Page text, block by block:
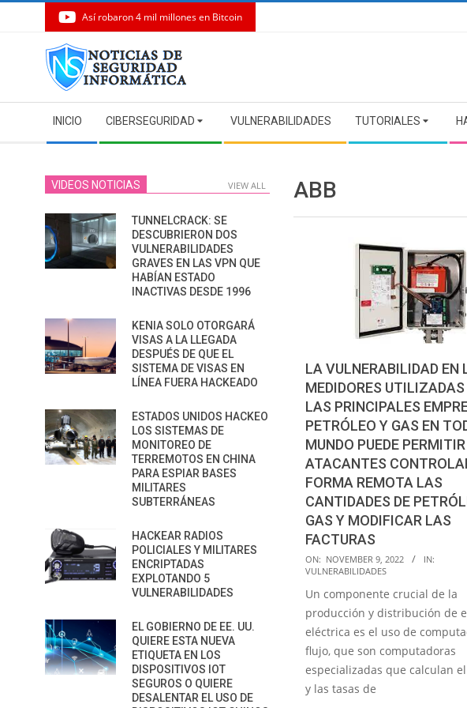
Así robaron 4 mil millones en Bitcoin
Navigation
Menu
INICIO CIBERSEGURIDAD VULNERABILIDADES TUTORIALES
ABB
LA VULNERABILIDAD EN
MEDIDORES UTILIZADAS
LAS PRINCIPALES
PETRÓLEO Y GAS EN
MUNDO PUEDE
ATACANTES
FORMA REMOTA LAS
CANTIDADES DE
GAS Y MODIFICAR LAS
FACTURAS
2022-
11-
09
ON: NOVEMBER 9, 2022
IN:
VULNERABILIDADES
Un componente crucial de la
producción y distribución de
eléctrica es el uso de
flujo, que son computadoras
especializadas que calculan
y las tasas de
VIDEOS NOTICIAS VIEW ALL
TUNNELCRACK: SE
DESCUBRIERON DOS
VULNERABILIDADES
GRAVES EN LAS VPN QUE
HABÍAN ESTADO
INACTIVAS DESDE 1996
KENIA SOLO OTORGARÁ
VISAS A LA LLEGADA
DESPUÉS DE QUE EL
SISTEMA DE VISAS EN
LÍNEA FUERA HACKEADO
ESTADOS UNIDOS HACKEO
LOS SISTEMAS DE
MONITOREO DE
TERREMOTOS EN CHINA
PARA ESPIAR BASES
MILITARES
SUBTERRÁNEAS
HACKEAR RADIOS
POLICIALES Y MILITARES
ENCRIPTADAS
EXPLOTANDO 5
VULNERABILIDADES
EL GOBIERNO DE EE. UU.
QUIERE ESTA NUEVA
ETIQUETA EN LOS
DISPOSITIVOS IOT
SEGUROS O QUIERE
DESALENTAR EL USO DE